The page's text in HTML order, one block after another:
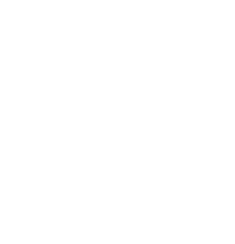
お手入れし